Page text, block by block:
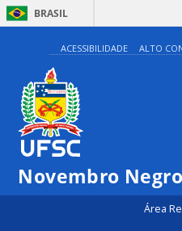
BRASIL
ACESSIBILIDADE ALTO
Novembro Negro
Área